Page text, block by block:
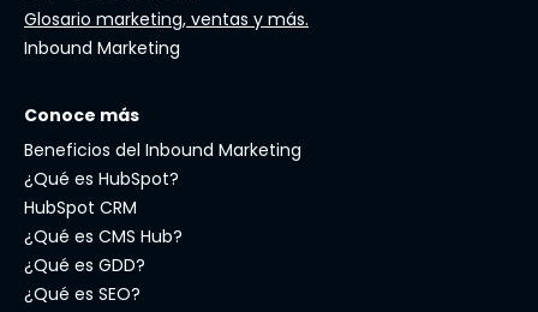
Glosario marketing, ventas y más.
Inbound Marketing
Conoce más
Beneficios del Inbound Marketing
¿Qué es HubSpot?
HubSpot CRM
¿Qué es CMS Hub?
¿Qué es GDD?
¿Qué es SEO?